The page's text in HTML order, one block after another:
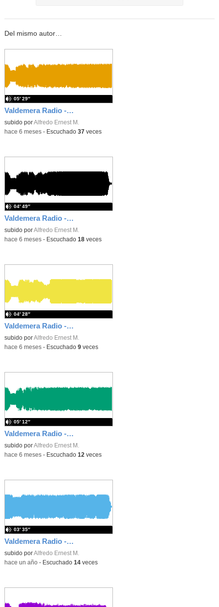
Del mismo autor…
Valdemera Radio - 6 de Febrero de 2026
subido porAlfredo Ernest M.
05′ 29″
-hace 6 meses- Escuchado 37 veces
Valdemera Radio - Jueves 5 de Febrero de 2026
subido porAlfredo Ernest M.
04′ 49″
-hace 6 meses- Escuchado 18veces
Valdemera Radio - Miércoles 4 de Febrero de 2026
subido porAlfredo Ernest M.
04′ 28″
-hace 6 meses- Escuchado 9veces
Valdemera Radio - Martes 3 de Febrero de 2026
subido porAlfredo Ernest M.
05′ 12″
-hace 6 meses- Escuchado 12veces
Valdemera Radio - Viernes 16 de Mayo - 4 años B
subido porAlfredo Ernest M.
03′ 35″
-hace un año- Escuchado 14veces